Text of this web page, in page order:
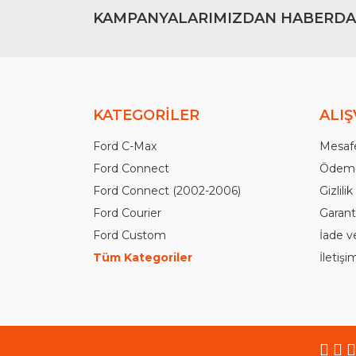
KAMPANYALARIMIZDAN
KATEGORİLER
Ford C-Max
Ford Connect
Ford Connect (2002-2006)
Ford Courier
Ford Custom
Tüm Kategoriler
İade